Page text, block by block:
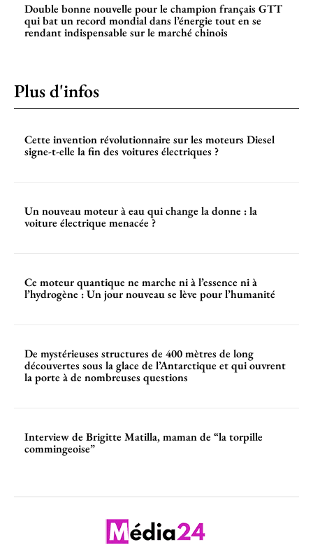
Double bonne nouvelle pour le champion français GTT
qui bat un record mondial dans l’énergie tout en se
rendant indispensable sur le marché chinois
Plus d'infos
Cette invention révolutionnaire sur les moteurs Diesel
signe-t-elle la fin des voitures électriques ?
Un nouveau moteur à eau qui change la donne : la
voiture électrique menacée ?
Ce moteur quantique ne marche ni à l’essence ni à
l’hydrogène : Un jour nouveau se lève pour l’humanité
De mystérieuses structures de 400 mètres de long
découvertes sous la glace de l’Antarctique et qui ouvrent
la porte à de nombreuses questions
Interview de Brigitte Matilla, maman de “la torpille
commingeoise”